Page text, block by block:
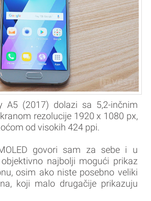
A5 (2017) dolazi sa 5,2-inčnim
rezolucije 1920 x 1080 px,
od visokih 424 ppi.
govori sam za sebe i u
najbolji mogući prikaz
osim ako niste posebno veliki
koji malo drugačije prikazuju